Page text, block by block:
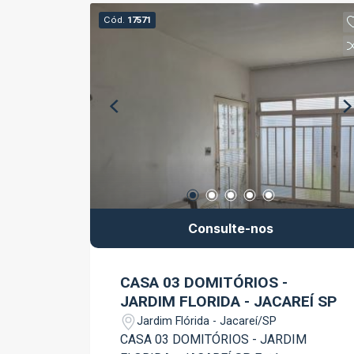
Dormitórios sendo 01 suíte; - 02
Banheiros; - Sala ampla; - Cozinha; -
Cód. 17571
Consulte-nos
CASA 03 DOMITÓRIOS -
JARDIM FLORIDA - JACAREÍ SP
Jardim Flórida - Jacareí/SP
CASA 03 DOMITÓRIOS - JARDIM